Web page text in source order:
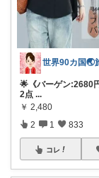
🌟《バーゲン:2680
2点 ...
￥ 2,480
2 1 833
コレ